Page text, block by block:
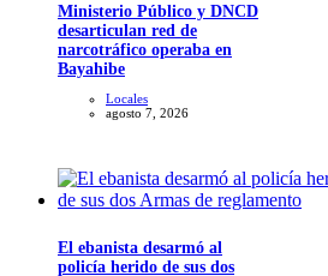
Ministerio Público y DNCD
desarticulan red de
narcotráfico operaba en
Bayahibe
Locales
agosto 7, 2026
El ebanista desarmó al
policía herido de sus dos